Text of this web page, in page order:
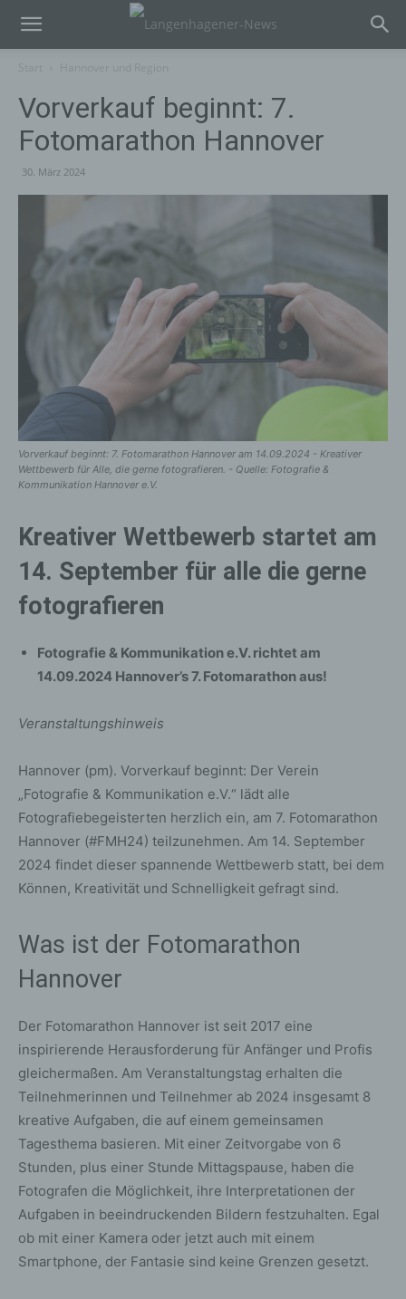
Vorverkauf beginnt: 7.
Fotomarathon Hannover
30. März 2024
Vorverkauf beginnt: 7. Fotomarathon Hannover am 14.09.2024 - Kreativer
Wettbewerb für Alle, die gerne fotografieren. - Quelle: Fotografie &
Kommunikation Hannover e.V.
Kreativer Wettbewerb startet am
14. September für alle die gerne
fotografieren
Fotografie & Kommunikation e.V. richtet am
14.09.2024 Hannover’s 7. Fotomarathon aus!
Veranstaltungshinweis
Hannover (pm). Vorverkauf beginnt: Der Verein
„Fotografie & Kommunikation e.V.“ lädt alle
Fotografiebegeisterten herzlich ein, am 7. Fotomarathon
Hannover (#FMH24) teilzunehmen. Am 14. September
2024 findet dieser spannende Wettbewerb statt, bei dem
Können, Kreativität und Schnelligkeit gefragt sind.
Was ist der Fotomarathon
Hannover
Der Fotomarathon Hannover ist seit 2017 eine
inspirierende Herausforderung für Anfänger und Profis
gleichermaßen. Am Veranstaltungstag erhalten die
Teilnehmerinnen und Teilnehmer ab 2024 insgesamt 8
kreative Aufgaben, die auf einem gemeinsamen
Tagesthema basieren. Mit einer Zeitvorgabe von 6
Stunden, plus einer Stunde Mittagspause, haben die
Fotografen die Möglichkeit, ihre Interpretationen der
Aufgaben in beeindruckenden Bildern festzuhalten. Egal
ob mit einer Kamera oder jetzt auch mit einem
Smartphone, der Fantasie sind keine Grenzen gesetzt.